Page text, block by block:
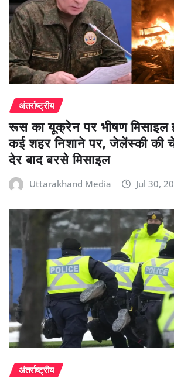
अंतर्राष्ट्रीय
रूस का यूक्रेन पर भीषण मिसाइल
कई शहर निशाने पर, जेलेंस्की की
देर बाद बरसे मिसाइल
Uttarakhand Media Jul 30,
अंतर्राष्ट्रीय